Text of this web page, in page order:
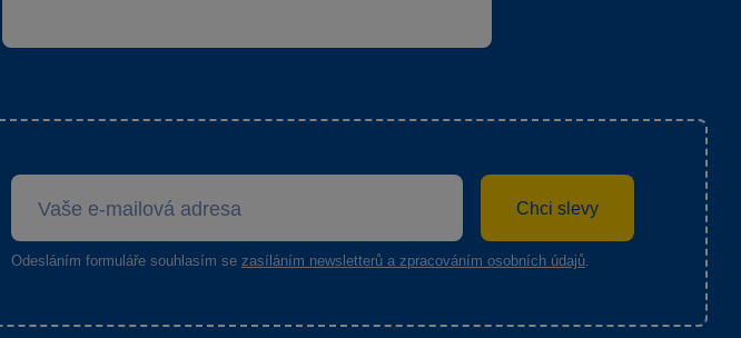
Chci slevy
Odesláním formuláře souhlasím se zasíláním newsletterů a zpracováním osobních údajů